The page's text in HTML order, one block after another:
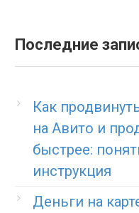
Последние
Как
на Авито и
быстрее:
инструкция
Деньги на